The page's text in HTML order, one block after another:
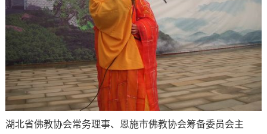
湖北省佛教协会常务理事、恩施市佛教协会筹备委员会主